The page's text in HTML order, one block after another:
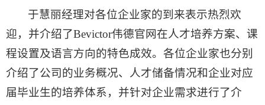
于慧丽经理对各位企业家的到来表示热烈欢
迎，并介绍了​Bevictor伟德官网在人才培养方案、课
程设置及语言方向的特色成效。各位企业家也分别
介绍了公司的业务概况、人才储备情况和企业对应
届毕业生的培养体系，并针对企业需求进行了介